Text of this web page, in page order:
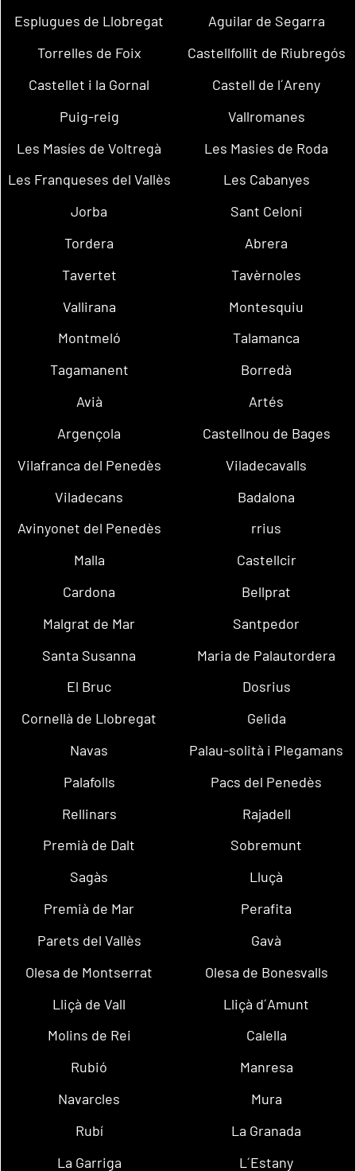
Esplugues de Llobregat
Aguilar de Segarra
Torrelles de Foix
Castellfollit de Riubregós
Castellet i la Gornal
Castell de l´Areny
Puig-reig
Vallromanes
Les Masíes de Voltregà
Les Masies de Roda
Les Franqueses del Vallès
Les Cabanyes
Jorba
Sant Celoni
Tordera
Abrera
Tavertet
Tavèrnoles
Vallirana
Montesquiu
Montmeló
Talamanca
Tagamanent
Borredà
Avià
Artés
Argençola
Castellnou de Bages
Vilafranca del Penedès
Viladecavalls
Viladecans
Badalona
Avinyonet del Penedès
rrius
Malla
Castellcir
Cardona
Bellprat
Malgrat de Mar
Santpedor
Santa Susanna
Maria de Palautordera
El Bruc
Dosrius
Cornellà de Llobregat
Gelida
Navas
Palau-solità i Plegamans
Palafolls
Pacs del Penedès
Rellinars
Rajadell
Premià de Dalt
Sobremunt
Sagàs
Lluçà
Premià de Mar
Perafita
Parets del Vallès
Gavà
Olesa de Montserrat
Olesa de Bonesvalls
Lliçà de Vall
Lliçà d´Amunt
Molins de Rei
Calella
Rubió
Manresa
Navarcles
Mura
Rubí
La Granada
La Garriga
L´Estany